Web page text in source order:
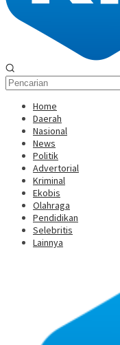
Home
Daerah
Nasional
News
Politik
Advertorial
Kriminal
Ekobis
Olahraga
Pendidikan
Selebritis
Lainnya